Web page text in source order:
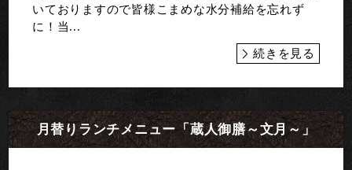
いておりますので皆様こまめな水分補給を忘れず
に！当...
続きを見る
月替りランチメニュー「蔵人御膳～文月～」